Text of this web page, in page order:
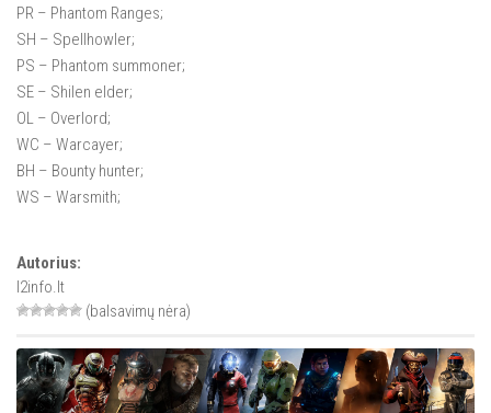
PR – Phantom Ranges;
SH – Spellhowler;
PS – Phantom summoner;
SE – Shilen elder;
OL – Overlord;
WC – Warcayer;
BH – Bounty hunter;
WS – Warsmith;
Autorius:
l2info.lt
(balsavimų nėra)